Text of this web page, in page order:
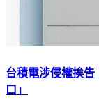
台積電涉侵權挨
口」